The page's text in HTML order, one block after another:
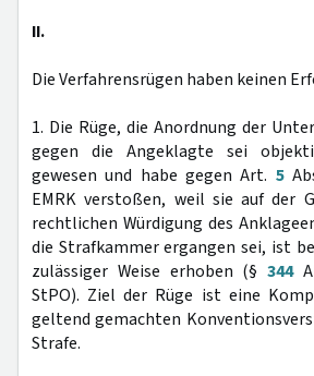
II.
Die Verfahrensrügen haben keinen
1. Die Rüge, die Anordnung der
gegen die Angeklagte sei
gewesen und habe gegen Art. 5
EMRK verstoßen, weil sie auf der
rechtlichen Würdigung des
die Strafkammer ergangen sei, ist
zulässiger Weise erhoben (§ 344
StPO). Ziel der Rüge ist eine
geltend gemachten
Strafe.